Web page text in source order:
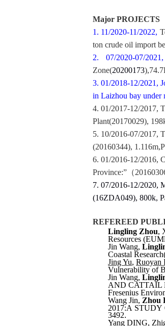
Major PROJECTS
1. 11/2020-11/2022,
ton crude oil import
2. 07/2020-07/
Zone(20200173
3. 01/2018-12/2021,
in Laizhou bay under
4. 01/2017-12/2017,
Plant(20170029),
5. 10/2016-07/2017,
(20160344), 1.116m,
6. 01/2016-12/2016,
Province:” （
7. 07/2016-12/2020,
(16ZDA049), 800k,
REFEREED
Lingling Zhou,
Resources
Jin Wang,
Coastal
Jing Yu, Ruoyan
Vulnerability of
Jin Wang,
AND CATTAIL
Fresenius
Wang Jin, Zhou
2017:A
3492.
Yang DING,